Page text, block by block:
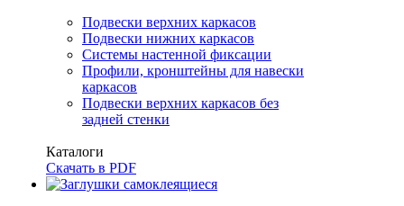
Подвески верхних каркасов
Подвески нижних каркасов
Системы настенной фиксации
Профили, кронштейны для навески
каркасов
Подвески верхних каркасов без
задней стенки
Каталоги
Скачать в PDF